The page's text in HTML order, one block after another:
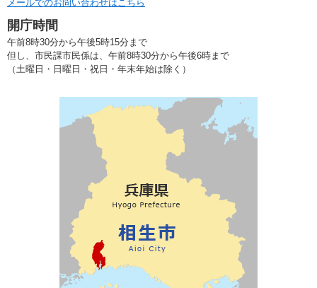
メールでのお問い合わせはこちら
開庁時間
午前8時30分から午後5時15分まで
但し、市民課市民係は、午前8時30分から午後6時まで
（土曜日・日曜日・祝日・年末年始は除く）